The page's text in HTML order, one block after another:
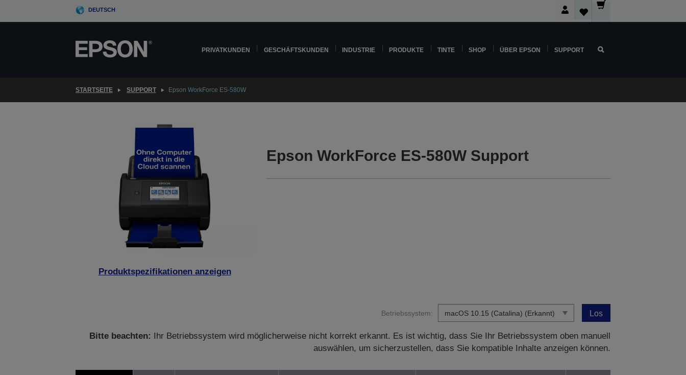
DEUTSCH
PRIVATKUNDEN GESCHÄFTSKUNDEN INDUSTRIE PRODUKTE TINTE SHOP ÜBER EPSON SUPPORT
STARTSEITE SUPPORT Epson WorkForce ES-580W
Produktspezifikationen anzeigen
Epson WorkForce ES-580W Support
Betriebssystem: Los
Bitte beachten:
Ihr Betriebssystem wird möglicherweise nicht korrekt erkannt. Es ist wichtig, dass Sie Ihr Betriebssystem oben manuell
auswählen, um sicherzustellen, dass Sie kompatible Inhalte anzeigen können.